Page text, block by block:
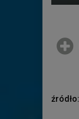
źródło: